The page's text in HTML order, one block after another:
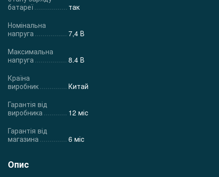
батареї
так
Номінальна
напруга
7,4 В
Максимальна
напруга
8.4 В
Країна
виробник
Китай
Гарантія від
виробника
12 міс
Гарантія від
магазина
6 міс
Опис